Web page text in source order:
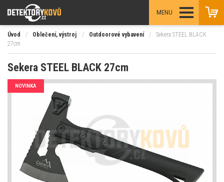
MENU
Úvod / Oblečení, výstroj / Outdoorové vybavení /
Sekera STEEL BLACK
27cm
Sekera STEEL BLACK 27cm
NOVINKA